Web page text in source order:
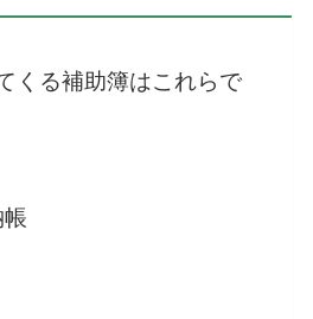
くる補助簿はこれらで